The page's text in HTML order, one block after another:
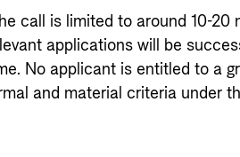
call is limited to around 10-20
applications will be
No applicant is entitled to a
and material criteria under